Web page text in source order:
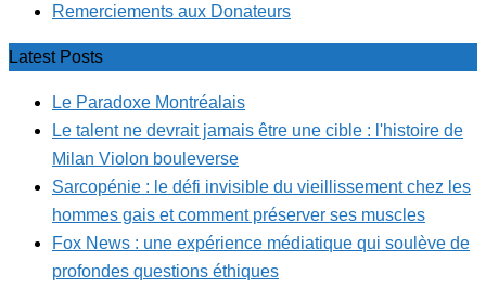
Remerciements aux Donateurs
Latest Posts
Le Paradoxe Montréalais
Le talent ne devrait jamais être une cible : l'histoire de
Milan Violon bouleverse
Sarcopénie : le défi invisible du vieillissement chez les
hommes gais et comment préserver ses muscles
Fox News : une expérience médiatique qui soulève de
profondes questions éthiques